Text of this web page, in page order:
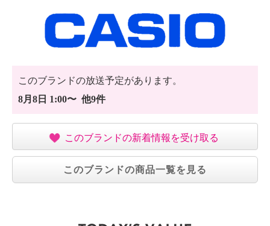
このブランドの放送予定があります。
8月8日 1:00〜 他9件
このブランドの新着情報を受け取る
このブランドの商品一覧を見る